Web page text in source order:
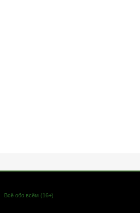
Всё обо всём (16+)